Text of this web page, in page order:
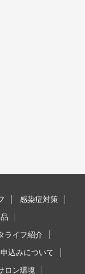
感染症対策
ライフ紹介
込みについて
ロン環境